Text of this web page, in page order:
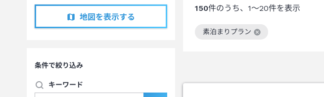
地図を表示する
条件で絞り込み
キーワード
150件のうち、 1～20件を表示
素泊まりプラン
この絞り込み条件を解除